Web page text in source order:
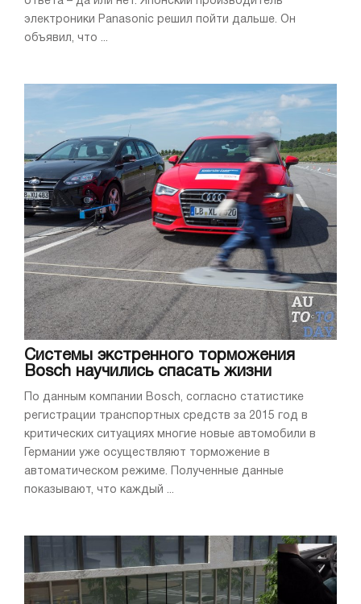
электроники Panasonic решил пойти дальше. Он
объявил, что ...
Системы экстренного торможения
Bosch научились спасать жизни
По данным компании Bosch, согласно статистике
регистрации транспортных средств за 2015 год в
критических ситуациях многие новые автомобили в
Германии уже осуществляют торможение в
автоматическом режиме. Полученные данные
показывают, что каждый ...